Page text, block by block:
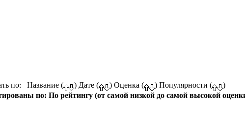
по: Название ( ) Дате ( ) Оценка ( ) Популярности (
)
по: По рейтингу (от самой низкой до самой высокой